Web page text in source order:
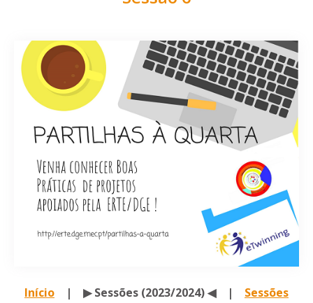
Início | ▶ Sessões (2023/2024) ◀| Sessões